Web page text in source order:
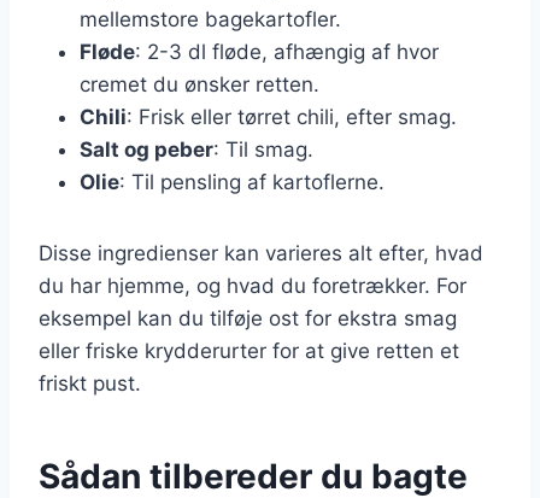
mellemstore bagekartofler.
Fløde: 2-3 dl fløde, afhængig af hvor
cremet du ønsker retten.
Chili: Frisk eller tørret chili, efter smag.
Salt og peber: Til smag.
Olie: Til pensling af kartoflerne.
Disse ingredienser kan varieres alt efter, hvad
du har hjemme, og hvad du foretrækker. For
eksempel kan du tilføje ost for ekstra smag
eller friske krydderurter for at give retten et
friskt pust.
Sådan tilbereder du bagte